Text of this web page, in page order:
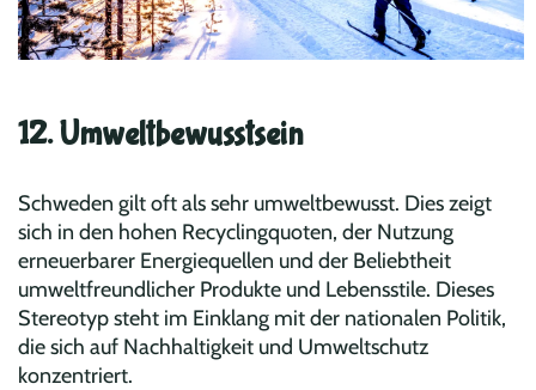
12. Umweltbewusstsein
Schweden gilt oft als sehr umweltbewusst. Dies zeigt
sich in den hohen Recyclingquoten, der Nutzung
erneuerbarer Energiequellen und der Beliebtheit
umweltfreundlicher Produkte und Lebensstile. Dieses
Stereotyp steht im Einklang mit der nationalen Politik,
die sich auf Nachhaltigkeit und Umweltschutz
konzentriert.